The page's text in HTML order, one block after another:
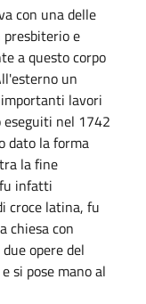
con una delle
e
a questo corpo
un
lavori
nel 1742
dato la forma
la fine
infatti
croce latina, fu
chiesa con
opere del
si pose mano al